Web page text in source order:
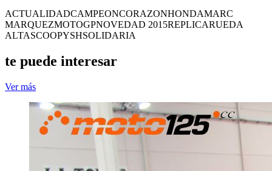
ACTUALIDADCAMPEONCORAZONHONDAMARC
MARQUEZMOTOGPNOVEDAD 2015REPLICARUEDA
ALTASCOOPYSHSOLIDARIA
te puede interesar
Ver más